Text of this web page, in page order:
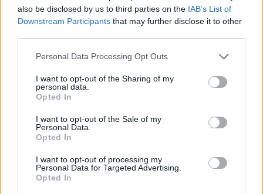
also be disclosed by us to third parties on the IAB’s List of
Downstream Participants that may further disclose it to other
Please note that this website/app uses one or more Google
not limited to your visit or usage behaviour. You may click to
grant or deny consent to Google and its third-party tags to
use your data for below specified purposes in below Google
consent section.
Personal Data Processing Opt Outs
I want to opt-out of the Sharing of my
personal data.
Opted In
I want to opt-out of the Sale of my
Personal Data.
Opted In
I want to opt-out of processing my
Personal Data for Targeted Advertising.
Opted In
Χρησιμοποιείς Google passkeys για τους κωδικούς σου;
Και όμως μπορούν να τους κλέψουν